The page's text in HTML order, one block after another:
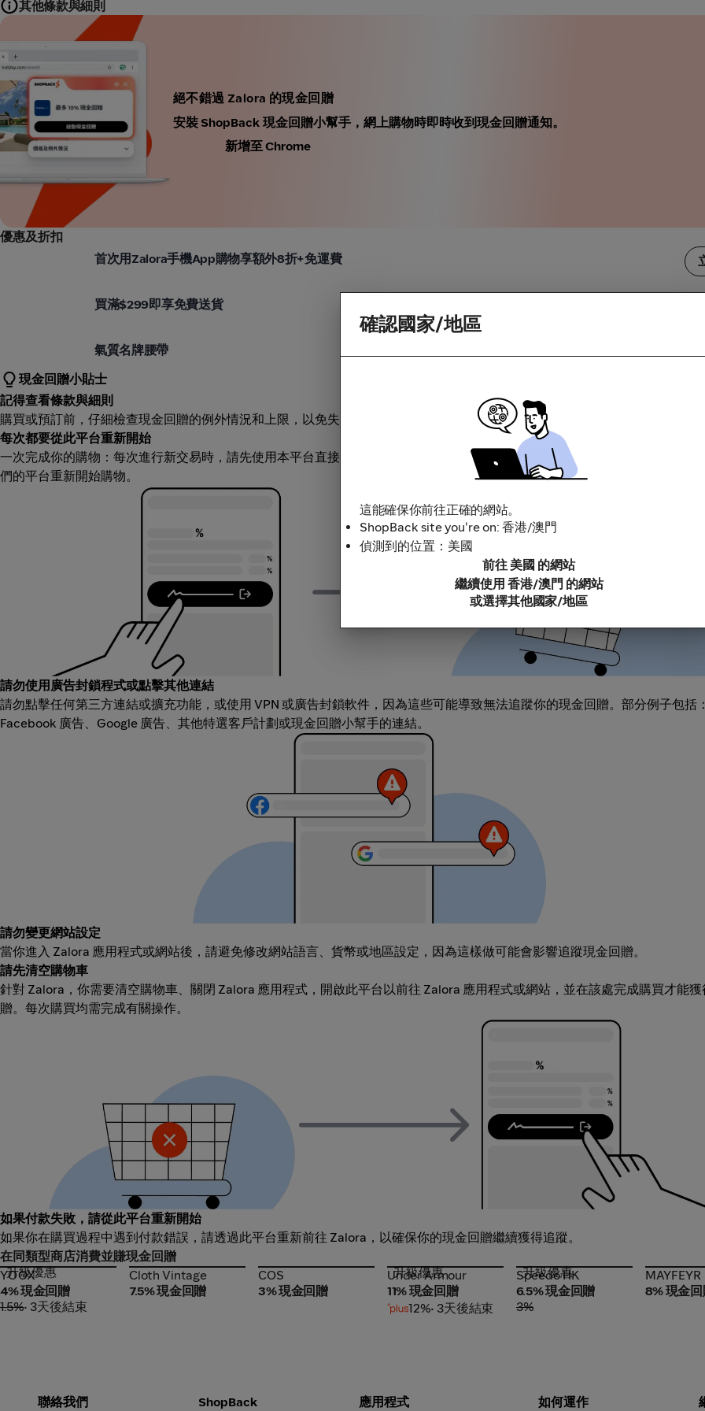
其他條款與細則
絕不錯過 Zalora 的現金回贈
安裝 ShopBack 現金回贈小幫手，網上購物時即時收到現金回贈通知。
新增至 Chrome
優惠及折扣
首次用Zalora手機App購物享額外8折+免運費
買滿$299即享免費送貨
氣質名牌腰帶
現金回贈小貼士
記得查看條款與細則
購買或預訂前，仔細檢查現金回贈的例外情況和上限，以免失望。記得查看任何優惠和活動頁面的條款與細則。
每次都要從此平台重新開始
一次完成你的購物：每次進行新交易時，請先使用本平台直接前往商店。如果你前往商店時因為應用程式更新或下載畫面而中
們的平台重新開始購物。
請勿使用廣告封鎖程式或點擊其他連結
請勿點擊任何第三方連結或擴充功能，或使用 VPN 或廣告封鎖軟件，因為這些可能導致無法追蹤你的現金回贈。部分例子包括：
Facebook 廣告、Google 廣告、其他特選客戶計劃或現金回贈小幫手的連結。
請勿變更網站設定
當你進入 Zalora 應用程式或網站後，請避免修改網站語言、貨幣或地區設定，因為這樣做可能會影響追蹤現金回贈。
請先清空購物車
針對 Zalora，你需要清空購物車、關閉 Zalora 應用程式，開啟此平台以前往 Zalora 應用程式或網站，並在該處完成購買才能獲
贈。每次購買均需完成有關操作。
如果付款失敗，請從此平台重新開始
如果你在購買過程中遇到付款錯誤，請透過此平台重新前往 Zalora，以確保你的現金回贈繼續獲得追蹤。
在同類型商店消費並賺現金回贈
YOOX
升級優惠
YOOX
4% 現金回贈
1.5%• 3天後結束
Cloth Vintage
Cloth Vintage
7.5% 現金回贈
COS
COS
3% 現金回贈
Under Armour
升級優惠
Under Armour
11% 現金回贈
12%• 3天後結束
Speedo HK
升級優惠
Speedo HK
6.5% 現金回贈
3%
MAYFEYR
MAYFEYR
8% 現金
聯絡我們 ShopBack 應用程式 如何運作
確認國家/地區
這能確保你前往正確的網站。
ShopBack site you're on: 香港/澳門
偵測到的位置：美國
前往 美國 的網站
繼續使用 香港/澳門 的網站
或選擇其他國家/地區